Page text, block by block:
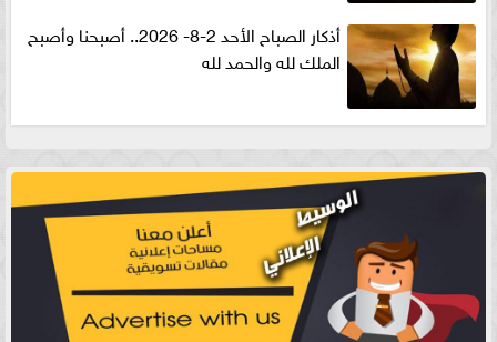
أذكار الصباح الأحد 2-8- 2026.. أصبحنا وأصبح
الملك لله والحمد لله